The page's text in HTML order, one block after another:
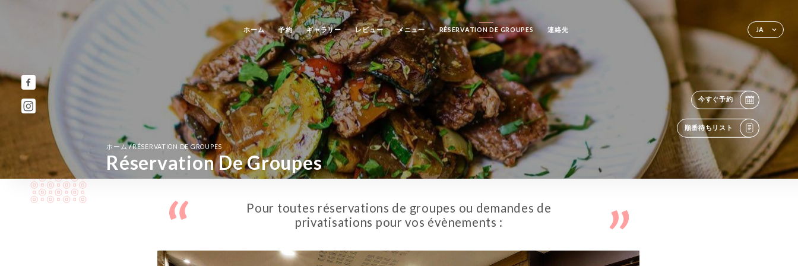
JA
ホーム 予約 ギャラリー レビュー メニュー RÉSERVATION DE GROUPES 連絡先
今すぐ予約
順番待ちリスト
ホーム/RÉSERVATION DE GROUPES
Réservation De Groupes
Pour toutes réservations de groupes ou demandes de
privatisations pour vos évènements :